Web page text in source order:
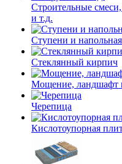
Строительные
и т.д.
Ступени и
Cтеклянный кирпич
Мощение, ландшафт
Черепица
Кислотоупорная